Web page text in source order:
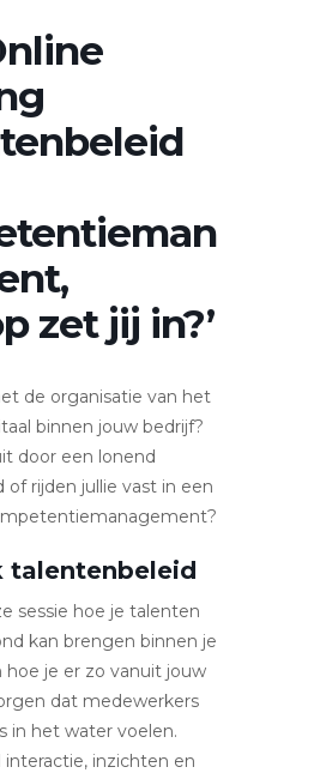
zet jij in?’
de organisatie van het
binnen jouw bedrijf?
door een lonend
rijden jullie vast in een
talentenbeleid
sessie hoe je talenten
kan brengen binnen je
hoe je er zo vanuit jouw
dat medewerkers
in het water voelen.
interactie, inzichten en